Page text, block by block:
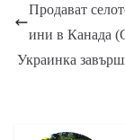
Продават
ини в
Украинка